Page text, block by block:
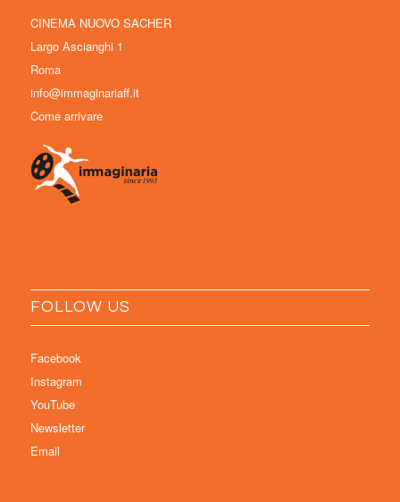
CINEMA NUOVO SACHER
Largo Ascianghi 1
Roma
info@immaginariaff.it
Come arrivare
FOLLOW US
Facebook
Instagram
YouTube
Newsletter
Email